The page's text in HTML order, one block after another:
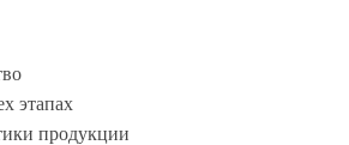
этапах
продукции